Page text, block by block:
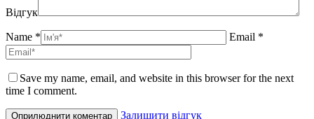
Відгук
Name * Email *
Save my name, email, and website in this browser for the next
time I comment.
Залишити відгук